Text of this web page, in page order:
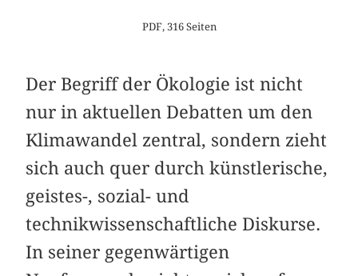
PDF, 316 Seiten
Der Begriff der Ökologie ist nicht
nur in aktuellen Debatten um den
Klimawandel zentral, sondern zieht
sich auch quer durch künstlerische,
geistes-, sozial- und
technikwissenschaftliche Diskurse.
In seiner gegenwärtigen